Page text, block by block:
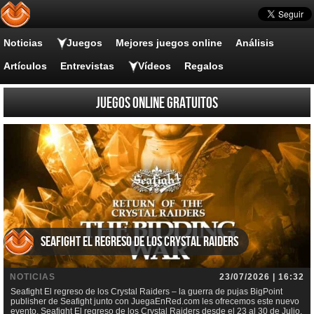
Noticias Juegos Mejores juegos online Análisis
Artículos Entrevistas Vídeos Regalos
Juegos online gratuitos
Seafight El regreso de los Crystal Raiders
NOTICIAS
23/07/2026 | 16:32
Seafight El regreso de los Crystal Raiders – la guerra de pujas BigPoint
publisher de Seafight junto con JuegaEnRed.com les ofrecemos este nuevo
evento, Seafight El regreso de los Crystal Raiders desde el 23 al 30 de Julio.